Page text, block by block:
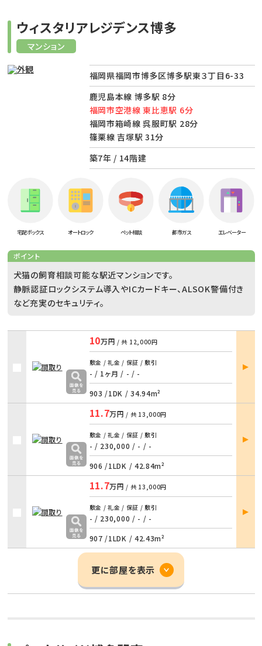
マンション
ウィスタリアレジデンス博多
福岡県福岡市博多区博多駅東３丁目6-33
鹿児島本線 博多駅 8分
福岡市空港線 東比恵駅 6分
福岡市箱崎線 呉服町駅 28分
篠栗線 吉塚駅 31分
築7年 / 14階建
宅配ボックス オートロック ペット相談 都市ガス エレベーター
ポイント
犬猫の飼育相談可能な駅近マンションです。
静脈認証ロックシステム導入やICカードキー、ALSOK警備付き
など充実のセキュリティ。
10万円 / 共 12,000円
敷金 / 礼金 / 保証 / 敷引
- / 1ヶ月 / - / -
903 /1DK /34.94m²
部屋
詳細
11.7万円 / 共 13,000円
敷金 / 礼金 / 保証 / 敷引
- / 230,000 / - / -
906 /1LDK / 42.84m²
部屋
詳細
11.7万円 / 共 13,000円
敷金 / 礼金 / 保証 / 敷引
- / 230,000 / - / -
907 /1LDK / 42.43m²
部屋
詳細
更に部屋を表示